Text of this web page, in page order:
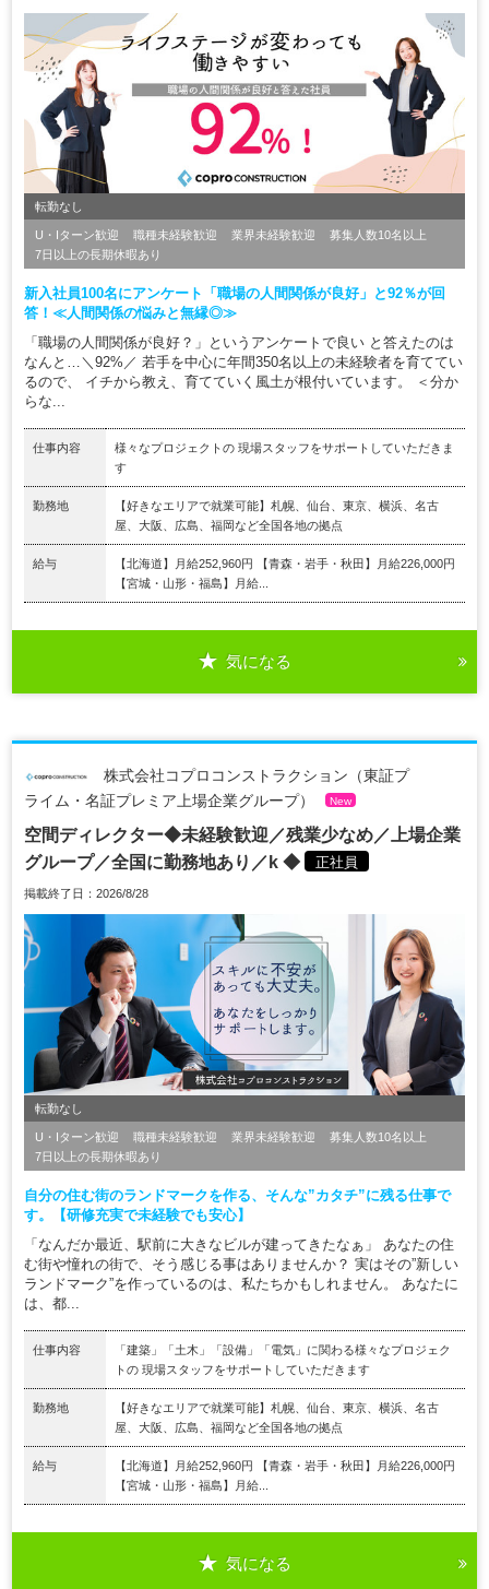
転勤なし
U・Iターン歓迎 職種未経験歓迎 業界未経験歓迎
募集人数10名以上
7日以上の長期休暇あり
新入社員100名にアンケート「職場の人間関係が良好」と92％が回
答！≪人間関係の悩みと無縁◎≫
「職場の人間関係が良好？」というアンケートで良い と答えたのは
なんと…＼92%／ 若手を中心に年間350名以上の未経験者を育ててい
るので、 イチから教え、育てていく風土が根付いています。 ＜分か
らな...
仕事内容
様々なプロジェクトの 現場スタッフをサポートしていただきま
す
勤務地
【好きなエリアで就業可能】札幌、仙台、東京、横浜、名古
屋、大阪、広島、福岡など全国各地の拠点
給与
【北海道】月給252,960円 【青森・岩手・秋田】月給226,000円
【宮城・山形・福島】月給...
気になる
株式会社コプロコンストラクション（東証プ
ライム・名証プレミア上場企業グループ）
New
空間ディレクター◆未経験歓迎／残業少なめ／上場企業
グループ／全国に勤務地あり／k ◆
正社員
掲載終了日：2026/8/28
転勤なし
U・Iターン歓迎 職種未経験歓迎 業界未経験歓迎
募集人数10名以上
7日以上の長期休暇あり
自分の住む街のランドマークを作る、そんな”カタチ”に残る仕事で
す。【研修充実で未経験でも安心】
「なんだか最近、駅前に大きなビルが建ってきたなぁ」 あなたの住
む街や憧れの街で、そう感じる事はありませんか？ 実はその”新しい
ランドマーク”を作っているのは、私たちかもしれません。 あなたに
は、都...
仕事内容
「建築」「土木」「設備」「電気」に関わる様々なプロジェク
トの 現場スタッフをサポートしていただきます
勤務地
【好きなエリアで就業可能】札幌、仙台、東京、横浜、名古
屋、大阪、広島、福岡など全国各地の拠点
給与
【北海道】月給252,960円 【青森・岩手・秋田】月給226,000円
【宮城・山形・福島】月給...
気になる